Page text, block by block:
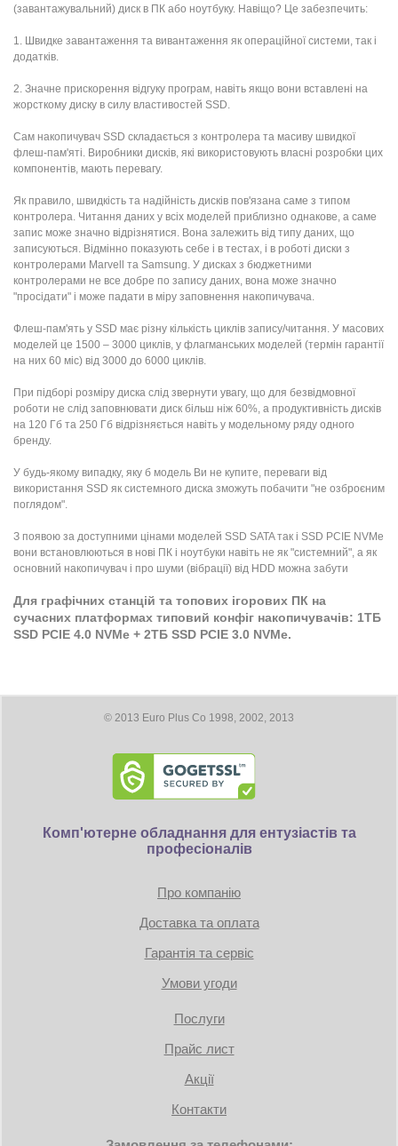
(завантажувальний) диск в ПК або ноутбуку. Навіщо? Це забезпечить:
1. Швидке завантаження та вивантаження як операційної системи, так і
додатків.
2. Значне прискорення відгуку програм, навіть якщо вони вставлені на
жорсткому диску в силу властивостей SSD.
Сам накопичувач SSD складається з контролера та масиву швидкої
флеш-пам'яті. Виробники дисків, які використовують власні розробки цих
компонентів, мають перевагу.
Як правило, швидкість та надійність дисків пов'язана саме з типом
контролера. Читання даних у всіх моделей приблизно однакове, а саме
запис може значно відрізнятися. Вона залежить від типу даних, що
записуються. Відмінно показують себе і в тестах, і в роботі диски з
контролерами Marvell та Samsung. У дисках з бюджетними
контролерами не все добре по запису даних, вона може значно
"просідати" і може падати в міру заповнення накопичувача.
Флеш-пам'ять у SSD має різну кількість циклів запису/читання. У масових
моделей це 1500 – 3000 циклів, у флагманських моделей (термін гарантії
на них 60 міс) від 3000 до 6000 циклів.
При підборі розміру диска слід звернути увагу, що для безвідмовної
роботи не слід заповнювати диск більш ніж 60%, а продуктивність дисків
на 120 Гб та 250 Гб відрізняється навіть у модельному ряду одного
бренду.
У будь-якому випадку, яку б модель Ви не купите, переваги від
використання SSD як системного диска зможуть побачити "не озброєним
поглядом".
З появою за доступними цінами моделей SSD SATA так і SSD PCIE NVMe
вони встановлюються в нові ПК і ноутбуки навіть не як "системний", а як
основний накопичувач і про шуми (вібрації) від HDD можна забути
Для графічних станцій та топових ігорових ПК на
сучасних платформах типовий конфіг накопичувачів: 1ТБ
SSD PCIE 4.0 NVMe + 2ТБ SSD PCIE 3.0 NVMe.
© 2013 Euro Plus Co 1998, 2002, 2013
Комп'ютерне обладнання для ентузіастів та
професіоналів
Про компанію
Доставка та оплата
Гарантія та сервіс
Умови угоди
Послуги
Прайс лист
Акції
Контакти